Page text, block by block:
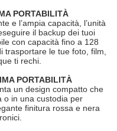
PORTABILITÀ
e l’ampia capacità, l’unità
il backup dei tuoi
con capacità fino a 128
trasportare le tue foto, film,
ti rechi.
PORTABILITÀ
un design compatto che
o in una custodia per
finitura rossa e nera